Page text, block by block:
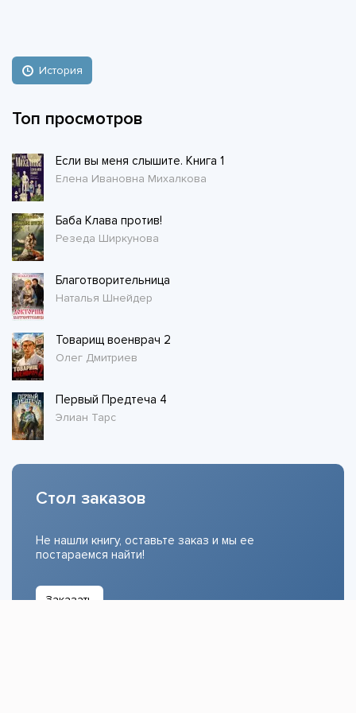
История
Топ просмотров
Если вы меня слышите. Книга 1
Елена Ивановна Михалкова
Баба Клава против!
Резеда Ширкунова
Благотворительница
Наталья Шнейдер
Товарищ военврач 2
Олег Дмитриев
Первый Предтеча 4
Элиан Тарс
Стол заказов
Не нашли книгу, оставьте заказ и мы ее
постараемся найти!
Заказать